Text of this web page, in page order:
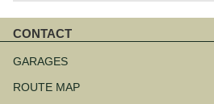
CONTACT
overslaan
GARAGES
ROUTE MAP